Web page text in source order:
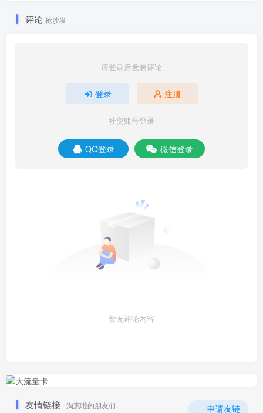
评论 抢沙发
请登录后发表评论
登录 注册
社交账号登录
QQ登录 微信登录
暂无评论内容
友情链接 淘惠啦的朋友们 申请友链